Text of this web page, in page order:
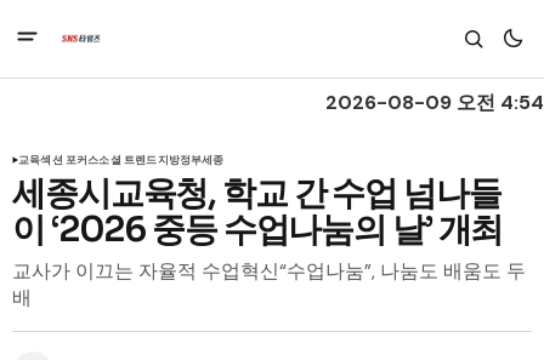
2026-08-09 오전 4:54
교육섹션 포커스소셜 트렌드지방정부세종
세종시교육청, 학교 간 수업 넘나들
이 ‘2026 중등 수업나눔의 날’ 개최
교사가 이끄는 자율적 수업혁신“수업나눔”, 나눔도 배움도 두
배